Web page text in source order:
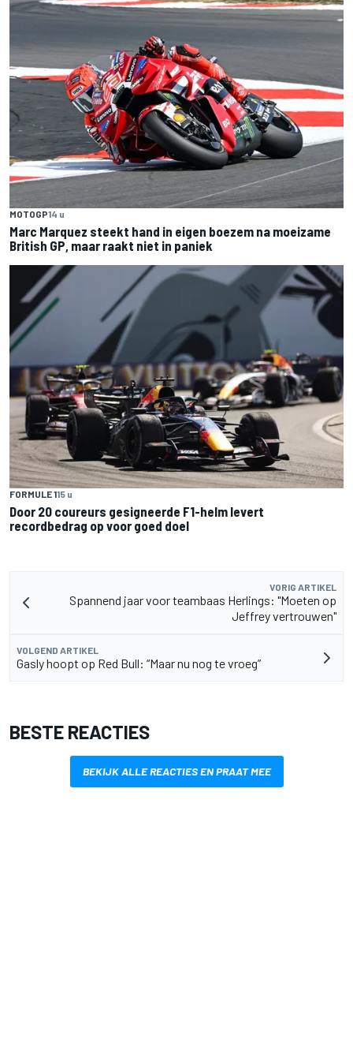
MOTOGP14 u
Marc Marquez steekt hand in eigen boezem na moeizame
British GP, maar raakt niet in paniek
FORMULE 115 u
Door 20 coureurs gesigneerde F1-helm levert
recordbedrag op voor goed doel
VORIG ARTIKEL
Spannend jaar voor teambaas Herlings: "Moeten op
Jeffrey vertrouwen"
VOLGEND ARTIKEL
Gasly hoopt op Red Bull: “Maar nu nog te vroeg”
BESTE REACTIES
BEKIJK ALLE REACTIES EN PRAAT MEE